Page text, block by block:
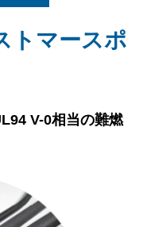
トマースポ
V-0相当の難燃